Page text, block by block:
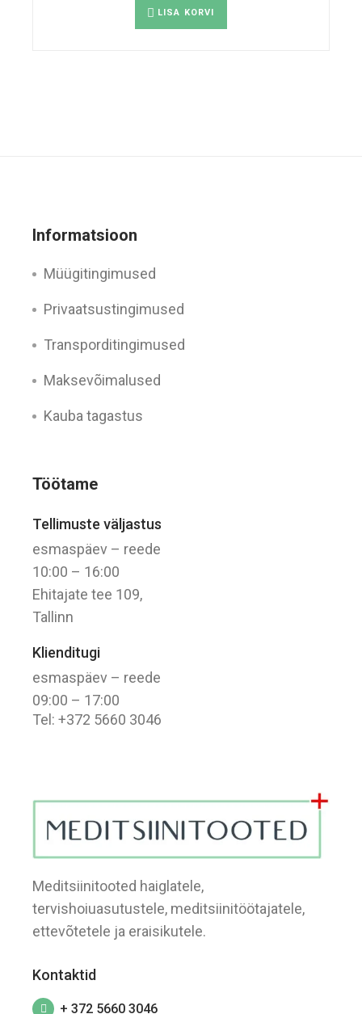
LISA KORVI
Meditsiinitooted haiglatele,
tervishoiuasutustele, meditsiinitöötajatele,
ettevõtetele ja eraisikutele.
Kontaktid
+ 372 5660 3046
Töötame
Tellimuste väljastus
esmaspäev – reede
10:00 – 16:00
Ehitajate tee 109,
Tallinn
Klienditugi
esmaspäev – reede
09:00 – 17:00
Tel: +372 5660 3046
Informatsioon
Müügitingimused
Privaatsustingimused
Transporditingimused
Maksevõimalused
Kauba tagastus